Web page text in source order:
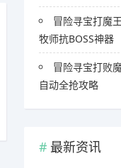
冒险寻宝打魔
牧师抗BOSS神器
冒险寻宝打败
自动全抢攻略
最新资讯